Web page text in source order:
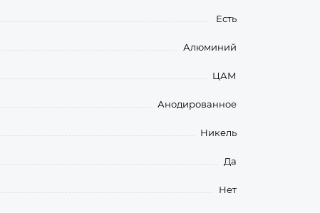
Есть
Алюминий
ЦАМ
Анодированное
Никель
Да
Нет